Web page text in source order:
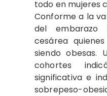
todo en mujeres
Conforme a la
del embarazo
cesárea
siendo obesas.
cohortes
significativa e
sobrepeso-